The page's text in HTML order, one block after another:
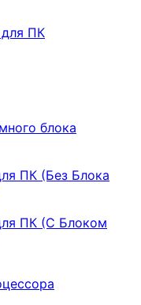
для ПК
блока
ПК (Без Блока
ПК (С Блоком